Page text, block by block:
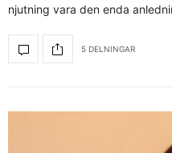
njutning vara den enda
5 DELNINGAR